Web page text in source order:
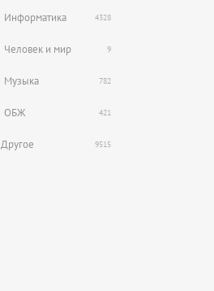
Информатика 4328
Человек и мир 9
Музыка 782
ОБЖ 421
Другое 9515